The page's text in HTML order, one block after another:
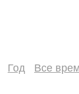
Год Все